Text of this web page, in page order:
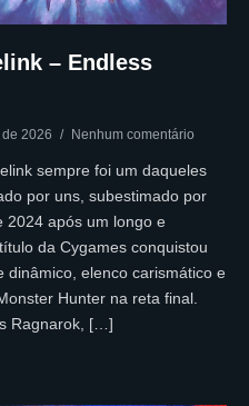
– Endless
2026 Nenhum comentário
sempre foi um daqueles
por uns, subestimado por
2024 após um longo e
da Cygames conquistou
dinâmico, elenco carismático e
Hunter na reta final.
Ragnarok, […]